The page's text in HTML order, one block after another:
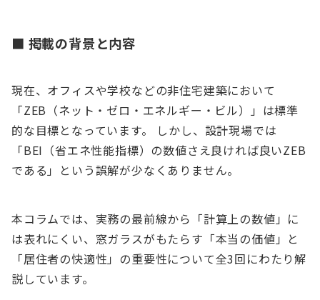
■ 掲載の背景と内容
現在、オフィスや学校などの非住宅建築において
「ZEB（ネット・ゼロ・エネルギー・ビル）」は標準
的な目標となっています。 しかし、設計現場では
「BEI（省エネ性能指標）の数値さえ良ければ良いZEB
である」という誤解が少なくありません。
本コラムでは、実務の最前線から「計算上の数値」に
は表れにくい、窓ガラスがもたらす「本当の価値」と
「居住者の快適性」の重要性について全3回にわたり解
説しています。